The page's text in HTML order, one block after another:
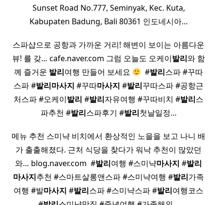
Sunset Road No.777, Seminyak, Kec. Kuta,
Kabupaten Badung, Bali 80361 인도네시아…
스파샵으로 공항과 가까운 거리! 해변이 보이는 아름다운
뷰! 를 갖… cafe.naver.com 그럼 오늘도 오케이발리와 함
께 즐거운 발리여행 만들어 보세요 ​ #발리스파 #꾸따
스파 #발리마사지 #꾸따마사지 #발리꾸따스파 #공항근
처스파 #오케이발리 #발리자유여행 #꾸따비치 #발리스
파추천 #발리스파후기 #발리첫날일정…
메뉴 추천 스미냑 비치에서 환상적인 노을을 보고 나니 배
가 출출해졌다. 근처 식당을 찾다가 워낙 추천이 많았던
와… blog.naver.com ​ #발리여행 #스미냑마사지 #발리
마사지추천 #스마트살롱앤스파 #스미냑여행 #발리가족
여행 #발마사지 #발리스파 #스미냑스파 #발리여행코스